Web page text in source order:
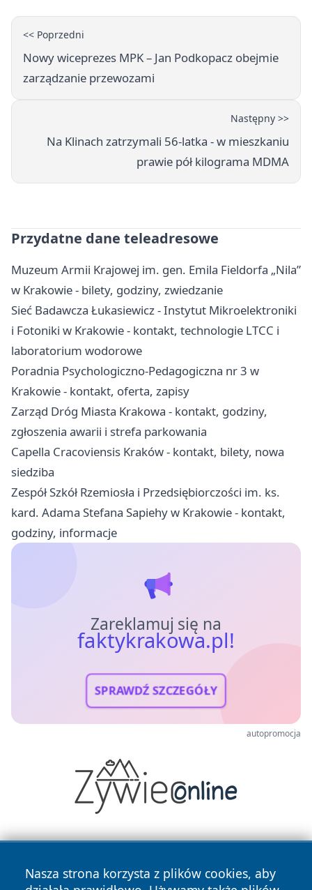
<< Poprzedni
Nowy wiceprezes MPK – Jan Podkopacz obejmie
zarządzanie przewozami
Następny >>
Na Klinach zatrzymali 56-latka - w mieszkaniu
prawie pół kilograma MDMA
Przydatne dane teleadresowe
Muzeum Armii Krajowej im. gen. Emila Fieldorfa „Nila”
w Krakowie - bilety, godziny, zwiedzanie
Sieć Badawcza Łukasiewicz - Instytut Mikroelektroniki
i Fotoniki w Krakowie - kontakt, technologie LTCC i
laboratorium wodorowe
Poradnia Psychologiczno-Pedagogiczna nr 3 w
Krakowie - kontakt, oferta, zapisy
Zarząd Dróg Miasta Krakowa - kontakt, godziny,
zgłoszenia awarii i strefa parkowania
Capella Cracoviensis Kraków - kontakt, bilety, nowa
siedziba
Zespół Szkół Rzemiosła i Przedsiębiorczości im. ks.
kard. Adama Stefana Sapiehy w Krakowie - kontakt,
godziny, informacje
Zareklamuj się na
faktykrakowa.pl!
SPRAWDŹ SZCZEGÓŁY
autopromocja
Nasza strona korzysta z plików cookies, aby